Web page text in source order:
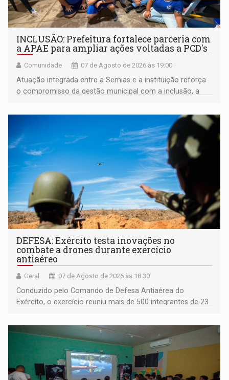
INCLUSÃO: Prefeitura fortalece parceria com
a APAE para ampliar ações voltadas a PCD's
Comunidade 07 de Agosto de 2026 às 19:00
Atuação integrada entre a Semias e a instituição reforça
o compromisso da gestão municipal com a inclusão, a
DEFESA: Exército testa inovações no
combate a drones durante exercício
antiaéreo
Geral 07 de Agosto de 2026 às 18:30
Conduzido pelo Comando de Defesa Antiaérea do
Exército, o exercício reuniu mais de 500 integrantes de 23